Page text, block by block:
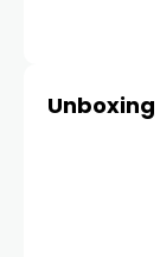
Unboxing